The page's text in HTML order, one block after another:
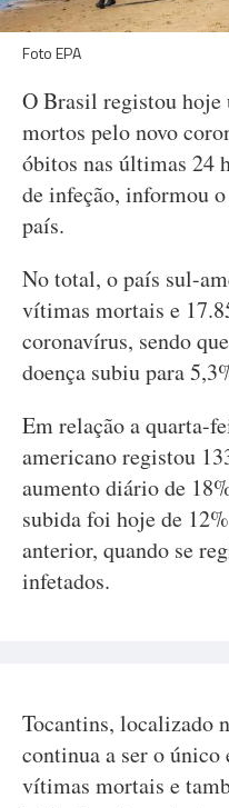
Foto EPA
O Brasil registou hoje
mortos pelo novo
óbitos nas últimas 24
de infeção, informou
país.
No total, o país sul-
vítimas mortais e
coronavírus, sendo
doença subiu para
Em relação a quarta-
americano registou
aumento diário de
subida foi hoje de
anterior, quando se
infetados.
Tocantins, localizado
continua a ser o único
vítimas mortais e